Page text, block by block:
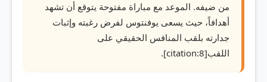
من ضيفه. الموعد مع مباراة مفتوحة يتوقع أن تشهد
أهدافاً، حيث يسعى يوفنتوس لفرض رغبته وإثبات
جدارته بلقب المنافس الحقيقي على
اللقب[citation:8].